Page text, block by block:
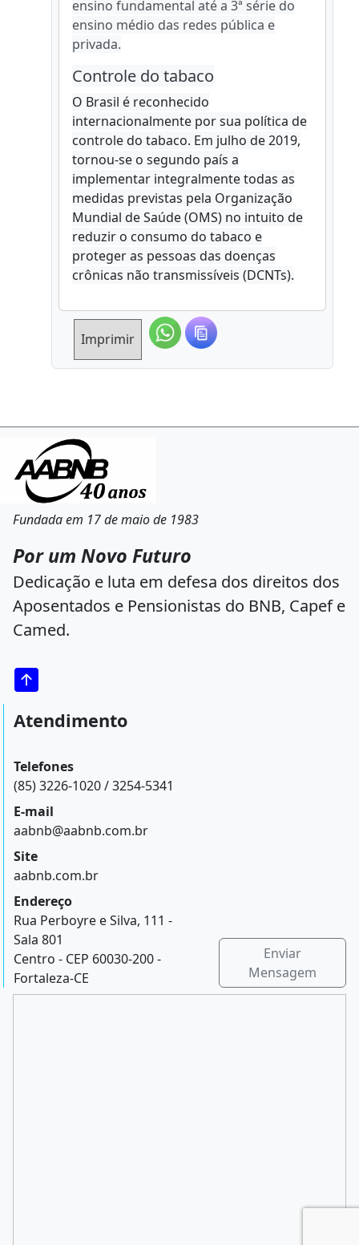
ensino fundamental até a 3ª série do
ensino médio das redes pública e
privada.
Controle do tabaco
O Brasil é reconhecido
internacionalmente por sua política de
controle do tabaco. Em julho de 2019,
tornou-se o segundo país a
implementar integralmente todas as
medidas previstas pela Organização
Mundial de Saúde (OMS) no intuito de
reduzir o consumo do tabaco e
proteger as pessoas das doenças
crônicas não transmissíveis (DCNTs).
Imprimir
Fundada em 17 de maio de 1983
Por um Novo Futuro
Dedicação e luta em defesa dos direitos dos
Aposentados e Pensionistas do BNB, Capef e
Camed.
Atendimento
Telefones
(85) 3226-1020 / 3254-5341
E-mail
aabnb@aabnb.com.br
Site
aabnb.com.br
Endereço
Rua Perboyre e Silva, 111 -
Sala 801
Centro - CEP 60030-200 -
Fortaleza-CE
Enviar
Mensagem